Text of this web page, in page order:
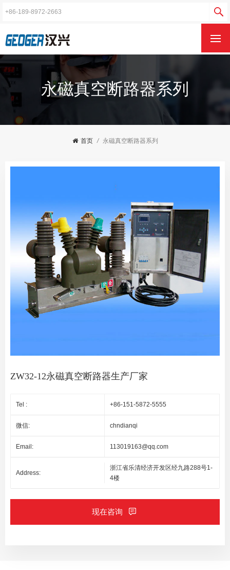
永磁真空断路器系列
首页 / 永磁真空断路器系列
ZW32-12永磁真空断路器生产厂家
Tel : +86-151-5872-5555
微信: chndianqi
Email: 113019163@qq.com
Address:
浙江省乐清经济开发区经九路288号1-
4楼
现在咨询